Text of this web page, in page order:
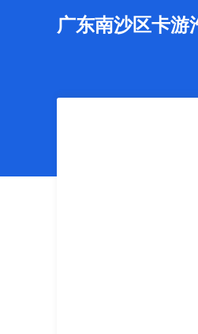
广东南沙区卡游